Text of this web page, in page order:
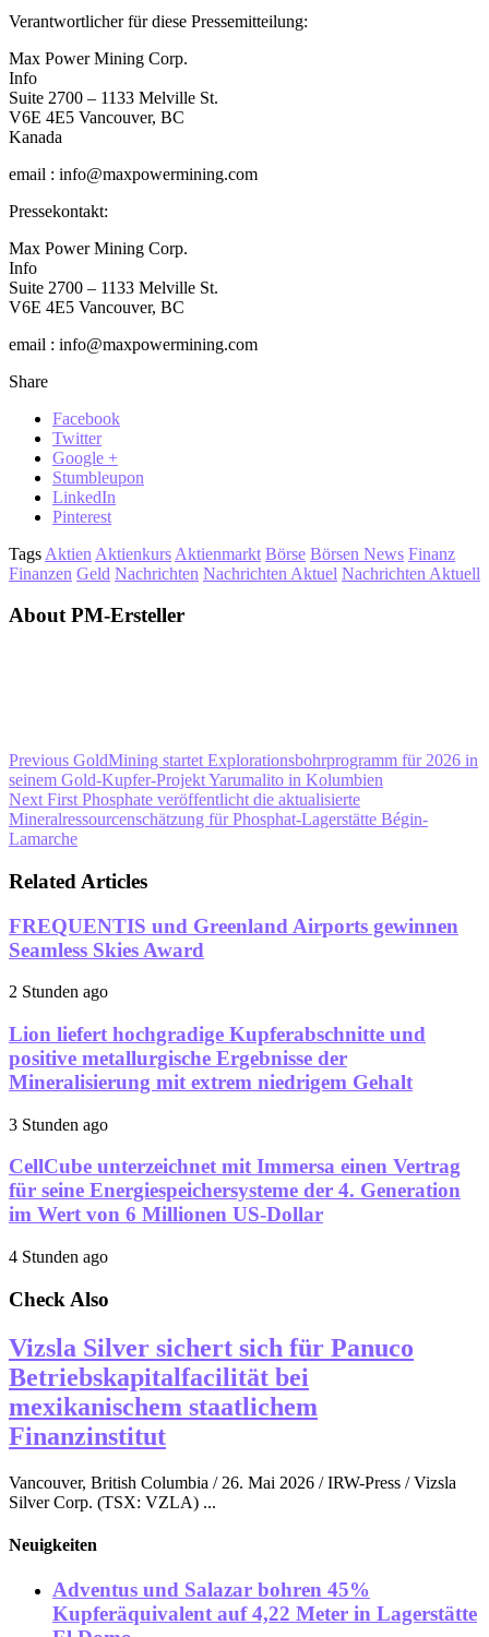
Verantwortlicher für diese Pressemitteilung:
Max Power Mining Corp.
Info
Suite 2700 – 1133 Melville St.
V6E 4E5 Vancouver, BC
Kanada
email : info@maxpowermining.com
Pressekontakt:
Max Power Mining Corp.
Info
Suite 2700 – 1133 Melville St.
V6E 4E5 Vancouver, BC
email : info@maxpowermining.com
Share
Facebook
Twitter
Google +
Stumbleupon
LinkedIn
Pinterest
Tags Aktien Aktienkurs Aktienmarkt Börse Börsen News Finanz
Finanzen Geld Nachrichten Nachrichten Aktuel Nachrichten Aktuell
About PM-Ersteller
Previous GoldMining startet Explorationsbohrprogramm für 2026 in
seinem Gold-Kupfer-Projekt Yarumalito in Kolumbien
Next First Phosphate veröffentlicht die aktualisierte
Mineralressourcenschätzung für Phosphat-Lagerstätte Bégin-
Lamarche
Related Articles
FREQUENTIS und Greenland Airports gewinnen
Seamless Skies Award
2 Stunden ago
Lion liefert hochgradige Kupferabschnitte und
positive metallurgische Ergebnisse der
Mineralisierung mit extrem niedrigem Gehalt
3 Stunden ago
CellCube unterzeichnet mit Immersa einen Vertrag
für seine Energiespeichersysteme der 4. Generation
im Wert von 6 Millionen US-Dollar
4 Stunden ago
Check Also
Vizsla Silver sichert sich für Panuco
Betriebskapitalfacilität bei
mexikanischem staatlichem
Finanzinstitut
Vancouver, British Columbia / 26. Mai 2026 / IRW-Press / Vizsla
Silver Corp. (TSX: VZLA) ...
Neuigkeiten
Adventus und Salazar bohren 45%
Kupferäquivalent auf 4,22 Meter in Lagerstätte